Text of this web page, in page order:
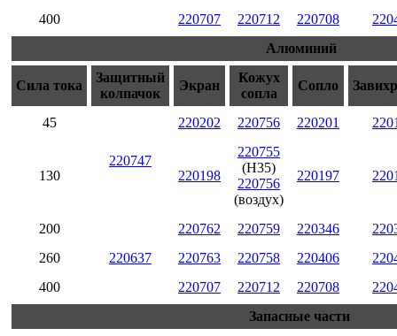
400
220707 220712 220708
Алюминий
Сила тока
Защитный
колпачок
Экран
Кожух
сопла
Сопло
45
220747
220202 220756 220201
130 220198
220755
(H35)
220756
(воздух)
220197
200
220637
220762 220759 220346
260
220763 220758 220406
400
220707 220712 220708
Запасные части